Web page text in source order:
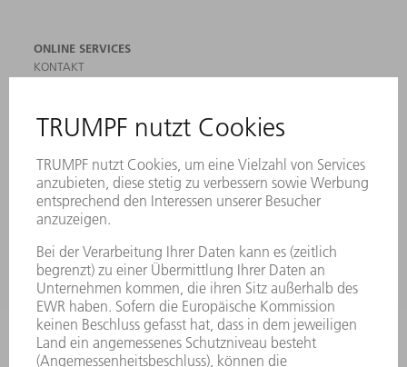
ONLINE SERVICES
KONTAKT
VERANSTALTUNGEN UND TERMINE
NEWSLETTER-ANMELDUNG
MYTRUMPF
SICHERHEITSDATENBLÄTTER
PRODUKTE
MASCHINEN & SYSTEME
LEISTUNGSELEKTRONIK
ELEKTROWERKZEUGE
SMART FACTORY
SOFTWARE
SERVICES
ANWENDUNGEN
BRANCHEN